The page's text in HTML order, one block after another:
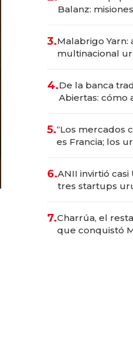
Balanz:
3.Malabrigo Yarn:
multinacional
4.De la banca
Abiertas: cómo
5.“Los mercados
es Francia; los
presidente del
6.ANII invirtió casi
tres startups
7.Charrúa, el
que conquistó